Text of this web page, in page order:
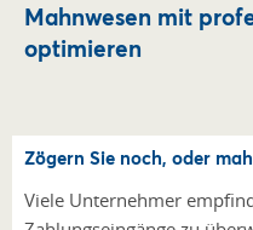
Mahnwesen mit
optimieren
Zögern Sie noch, oder
Viele Unternehmer